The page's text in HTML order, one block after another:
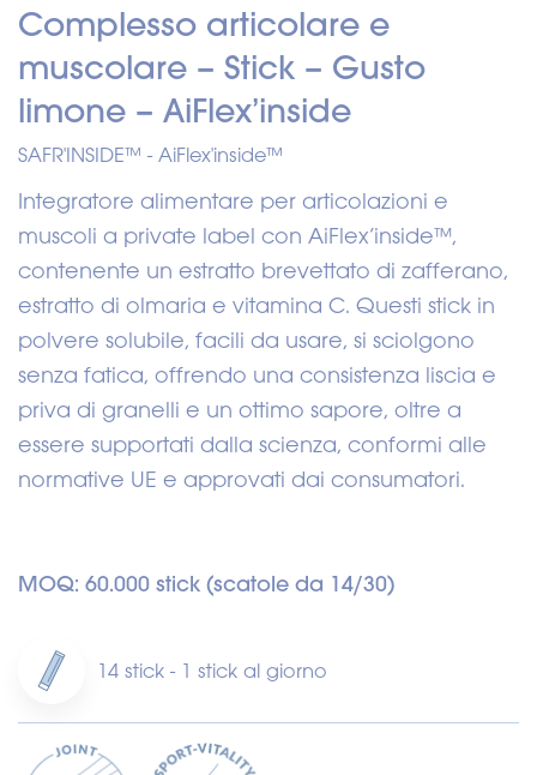
Complesso articolare e
muscolare – Stick – Gusto
limone – AiFlex’inside
SAFR'INSIDE™ AiFlex'inside™
Integratore alimentare per articolazioni e
muscoli a private label con AiFlex’inside™,
contenente un estratto brevettato di zafferano,
estratto di olmaria e vitamina C. Questi stick in
polvere solubile, facili da usare, si sciolgono
senza fatica, offrendo una consistenza liscia e
priva di granelli e un ottimo sapore, oltre a
essere supportati dalla scienza, conformi alle
normative UE e approvati dai consumatori.
MOQ: 60.000 stick (scatole da 14/30)
14 stick - 1 stick al giorno